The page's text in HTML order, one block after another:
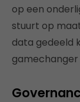
op een
stuurt op
data gedeeld